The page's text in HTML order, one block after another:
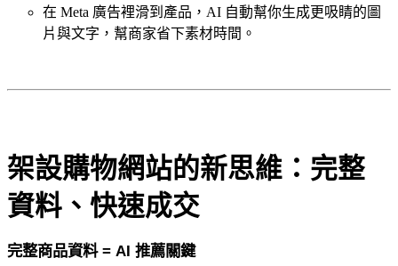
在 Meta 廣告裡滑到產品，AI 自動幫你生成更吸睛的圖
片與文字，幫商家省下素材時間。
架設購物網站的新思維：完整
資料、快速成交
完整商品資料 = AI 推薦關鍵